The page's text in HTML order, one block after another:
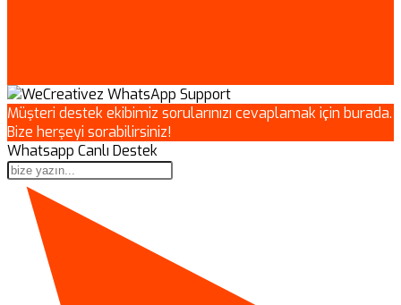
Müşteri destek ekibimiz sorularınızı cevaplamak için burada.
Bize herşeyi sorabilirsiniz!
Whatsapp Canlı Destek